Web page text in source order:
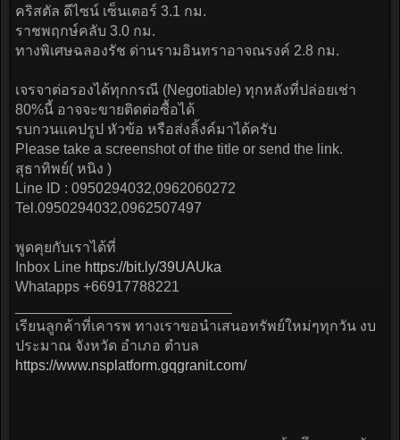
คริสตัล ดีไซน์ เซ็นเตอร์ 3.1 กม.
ราชพฤกษ์คลับ 3.0 กม.
ทางพิเศษฉลองรัช ด่านรามอินทราอาจณรงค์ 2.8 กม.
เจรจาต่อรองได้ทุกกรณี (Negotiable) ทุกหลังที่ปล่อยเช่า
80%นี้ อาจจะขายติดต่อซื้อได้
รบกวนแคปรูป หัวข้อ หรือส่งลิ้งค์มาได้ครับ
Please take a screenshot of the title or send the link.
สุธาทิพย์( หนิง )
Line ID : 0950294032,0962060272
Tel.0950294032,0962507497
พูดคุยกับเราได้ที่
Inbox Line https://bit.ly/39UAUka
Whatapps +66917788221
เรียนลูกค้าที่เคารพ ทางเราขอนำเสนอทรัพย์ใหม่ๆทุกวัน งบ
ประมาณ จังหวัด อำเภอ ตำบล
https://www.nsplatform.gqgranit.com/